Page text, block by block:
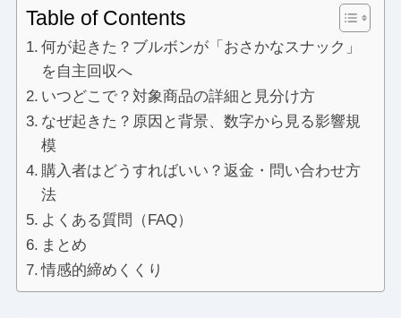
Table of Contents
何が起きた？ブルボンが「おさかなスナック」
を自主回収へ
いつどこで？対象商品の詳細と見分け方
なぜ起きた？原因と背景、数字から見る影響規
模
購入者はどうすればいい？返金・問い合わせ方
法
よくある質問（FAQ）
まとめ
情感的締めくくり